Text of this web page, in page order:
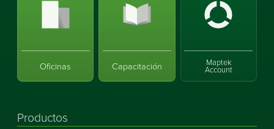
Oficinas Capacitación Maptek
Account
Productos